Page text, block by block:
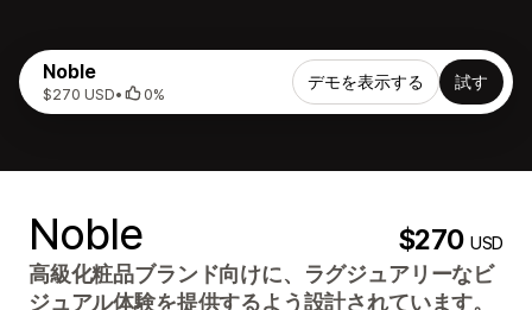
Noble
$270 USD• 0%
デモを表示する 試す
Noble $270USD
高級化粧品ブランド向けに、ラグジュアリーなビ
ジュアル体験を提供するよう設計されています。